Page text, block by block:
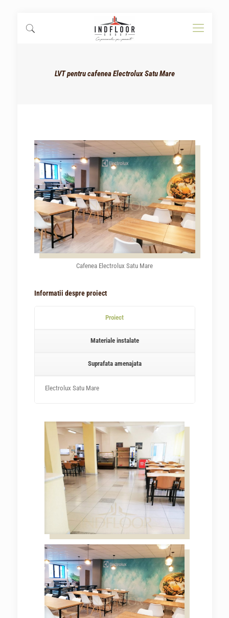
LVT pentru cafenea Electrolux Satu Mare
Cafenea Electrolux Satu Mare
Informatii despre proiect
Proiect
Materiale instalate
Suprafata amenajata
Electrolux Satu Mare